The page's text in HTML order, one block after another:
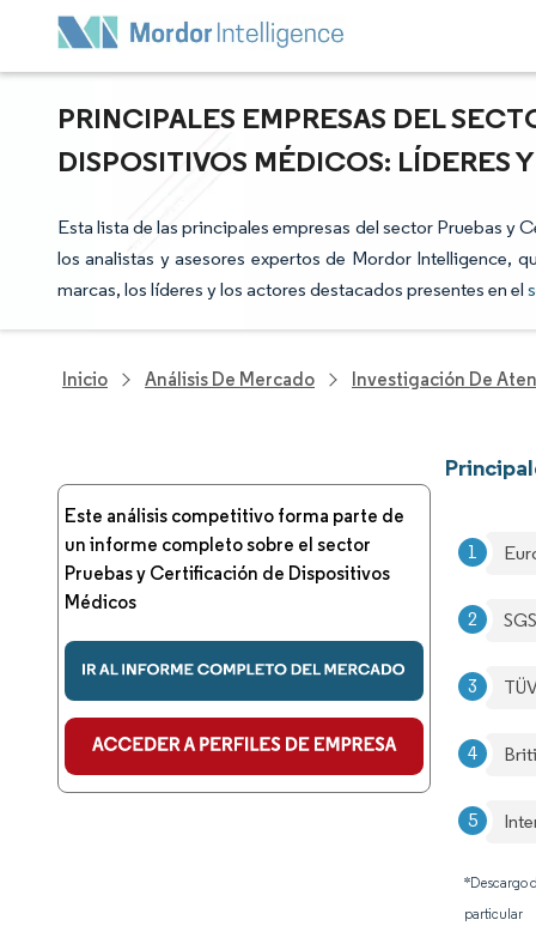
PRINCIPALES EMPRESAS DEL
DISPOSITIVOS MÉDICOS: LÍDERES
Esta lista de las principales empresas del sector Pruebas y
los analistas y asesores expertos de Mordor Intelligence,
marcas, los líderes y los actores destacados presentes en el
Inicio Análisis De Mercado Investigación De
Este análisis competitivo forma parte de
un informe completo sobre el sector
Pruebas y Certificación de Dispositivos
Médicos
SGS
*Descargo
particular